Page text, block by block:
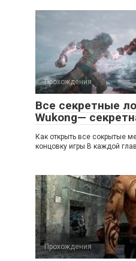
Прохождения
Все секретные
Wukong—
Как открыть все сокрытые
концовку игры В каждой
Прохождения